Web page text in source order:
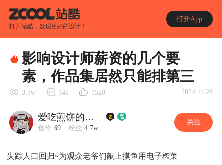
打开站酷，发现更好的设计！
打开App
影响设计师薪资的几个要
素，作品集居然只能排第三
3.3w 148 1520 2024.11.28
爱吃煎饼的玄漓
创作 69 粉丝 4.7w
关注
失踪人口回归~为观众老爷们献上摸鱼用电子榨菜